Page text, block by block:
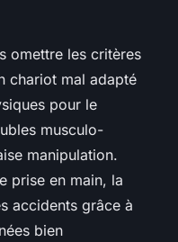
omettre les critères
chariot mal adapté
pour le
musculo-
manipulation.
prise en main, la
accidents grâce à
bien